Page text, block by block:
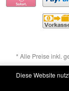
* Alle Preise inkl.
Diese Website